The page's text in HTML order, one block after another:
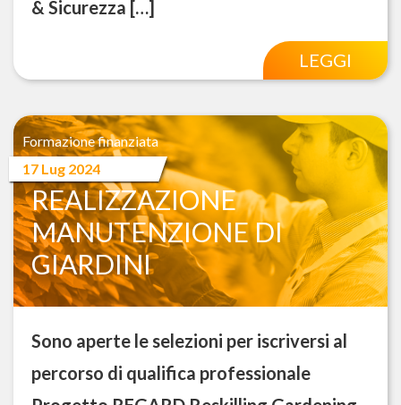
& Sicurezza […]
LEGGI
Formazione finanziata
17 Lug 2024
ADDETTO
REALIZZAZIONE
MANUTENZIONE DI
GIARDINI
Sono aperte le selezioni per iscriversi al
percorso di qualifica professionale